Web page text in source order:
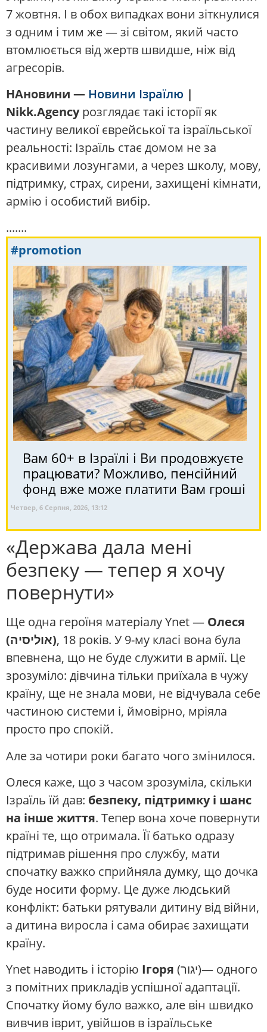
7 жовтня. І в обох випадках вони зіткнулися
з одним і тим же — зі світом, який часто
втомлюється від жертв швидше, ніж від
агресорів.
НАновини — Новини Ізраїлю |
Nikk.Agencyрозглядає такі історії як
частину великої єврейської та ізраїльської
реальності: Ізраїль стає домом не за
красивими лозунгами, а через школу, мову,
підтримку, страх, сирени, захищені кімнати,
армію і особистий вибір.
.......
#promotion
Вам 60+ в Ізраїлі і Ви продовжуєте
працювати? Можливо, пенсійний
фонд вже може платити Вам гроші
Четвер, 6 Серпня, 2026, 13:12
«Держава дала мені
безпеку — тепер я хочу
повернути»
Ще одна героїня матеріалу Ynet — Олеся
(אוליסיה), 18 років. У 9-му класі вона була
впевнена, що не буде служити в армії. Це
зрозуміло: дівчина тільки приїхала в чужу
країну, ще не знала мови, не відчувала себе
частиною системи і, ймовірно, мріяла
просто про спокій.
Але за чотири роки багато чого змінилося.
Олеся каже, що з часом зрозуміла, скільки
Ізраїль їй дав: безпеку, підтримку і шанс
на інше життя. Тепер вона хоче повернути
країні те, що отримала. Її батько одразу
підтримав рішення про службу, мати
спочатку важко сприйняла думку, що дочка
буде носити форму. Це дуже людський
конфлікт: батьки рятували дитину від війни,
а дитина виросла і сама обирає захищати
країну.
Ynet наводить і історію Ігоря (יגור)— одного
з помітних прикладів успішної адаптації.
Спочатку йому було важко, але він швидко
вивчив іврит, увійшов в ізраїльське